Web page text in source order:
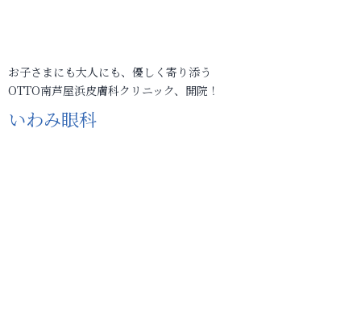
お子さまにも大人にも、優しく寄り添う
OTTO南芦屋浜皮膚科クリニック、開院！
いわみ眼科